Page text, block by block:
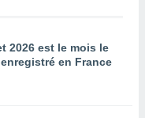
2026 est le mois le
en France